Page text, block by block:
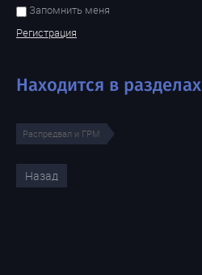
Запомнить меня
Регистрация
Находится в разделах
Распредвал и ГРМ
Назад